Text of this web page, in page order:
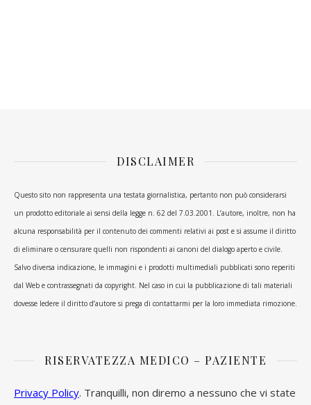
DISCLAIMER
Questo sito non rappresenta una testata giornalistica, pertanto non può considerarsi
un prodotto editoriale ai sensi della legge n. 62 del 7.03.2001. L’autore, inoltre, non ha
alcuna responsabilità per il contenuto dei commenti relativi ai post e si assume il diritto
di eliminare o censurare quelli non rispondenti ai canoni del dialogo aperto e civile.
Salvo diversa indicazione, le immagini e i prodotti multimediali pubblicati sono reperiti
dal Web e contrassegnati da copyright. Nel caso in cui la pubblicazione di tali materiali
dovesse ledere il diritto d’autore si prega di contattarmi per la loro immediata rimozione.
RISERVATEZZA MEDICO – PAZIENTE
Privacy Policy. Tranquilli, non diremo a nessuno che vi state